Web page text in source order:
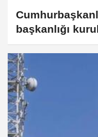
başkanlığı